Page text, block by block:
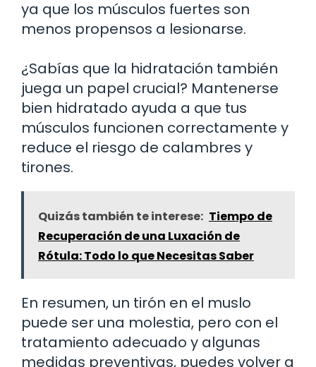
ya que los músculos fuertes son
menos propensos a lesionarse.
¿Sabías que la hidratación también
juega un papel crucial? Mantenerse
bien hidratado ayuda a que tus
músculos funcionen correctamente y
reduce el riesgo de calambres y
tirones.
Quizás también te interese: Tiempo de
Recuperación de una Luxación de
Rótula: Todo lo que Necesitas Saber
En resumen, un tirón en el muslo
puede ser una molestia, pero con el
tratamiento adecuado y algunas
medidas preventivas, puedes volver a